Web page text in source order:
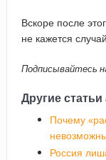
Вскоре после
не кажется
Подписывайтесь
Другие
Почему
Россия